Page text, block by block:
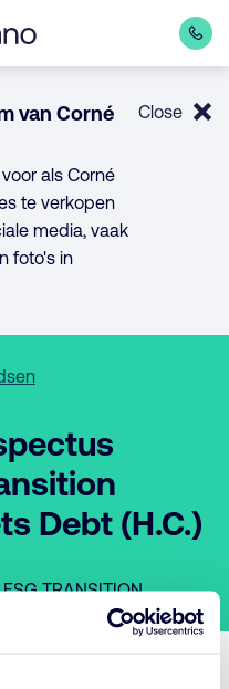
van Corné
als Corné
te verkopen
media, vaak
foto's in
Close
Debt (H.C.)
TRANSITION
Emerging Markets